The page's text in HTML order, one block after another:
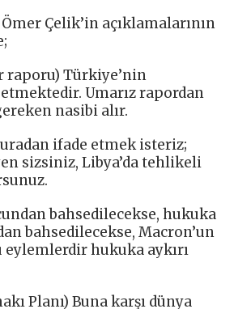
Çelik’in açıklamalarının
raporu) Türkiye’nin
Umarız rapordan
nasibi alır.
ifade etmek isteriz;
sizsiniz, Libya’da tehlikeli
bahsedilecekse, hukuka
bahsedilecekse, Macron’un
eylemlerdir hukuka aykırı
Planı) Buna karşı dünya